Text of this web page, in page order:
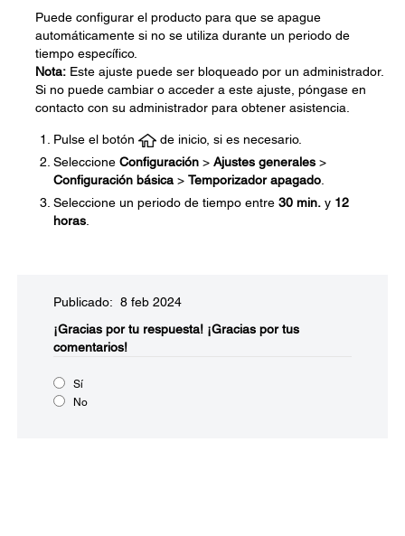
Puede configurar el producto para que se apague
automáticamente si no se utiliza durante un periodo de
tiempo específico.
Nota: Este ajuste puede ser bloqueado por un administrador.
Si no puede cambiar o acceder a este ajuste, póngase en
contacto con su administrador para obtener asistencia.
Pulse el botón
de inicio, si es necesario.
Seleccione Configuración > Ajustes generales >
Configuración básica > Temporizador apagado
Seleccione un periodo de tiempo entre 30 min. y 12
horas
Publicado: 8 feb 2024
¡Gracias por tu respuesta! ¡Gracias por tus
comentarios!
Sí
No